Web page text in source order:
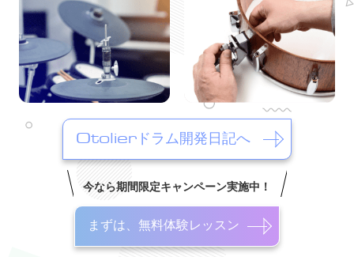
Otolierドラム開発日記へ
今なら期間限定キャンペーン実施中！
まずは、無料体験レッスン